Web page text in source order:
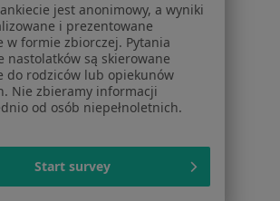
Cennik
Dla lekarzy
placówek medycznych
Noa Notes nowość
Baza wiedzy
ZnanyLekarz - Strona główna
ankiecie jest anonimowy, a wyniki
i prezentowane
w formie zbiorczej. Pytania
nastolatków są skierowane
do rodziców lub opiekunów
Nie zbieramy informacji
od osób niepełnoletnich.
Start survey